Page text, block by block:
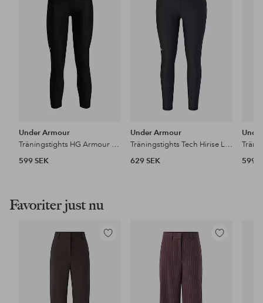
Under Armour
Träningstights HG Armour HiRise 7/8 NS
599 SEK
Under Armour
Träningstights Tech Hirise Leg
629 SEK
599
Favoriter just nu
Lägg
Lägg